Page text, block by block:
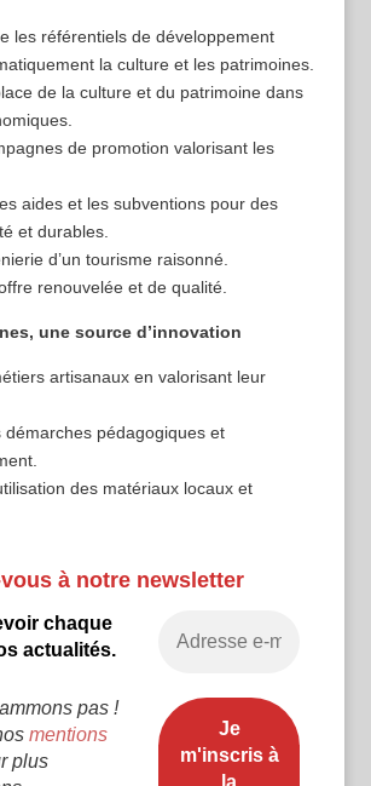
les référentiels de développement
la culture et les patrimoines.
de la culture et du patrimoine dans
de promotion valorisant les
aides et les subventions pour des
et durables.
d’un tourisme raisonné.
renouvelée et de qualité.
une source d’innovation
artisanaux en valorisant leur
démarches pédagogiques et
des matériaux locaux et
à notre newsletter
chaque
actualités.
pas !
mentions
plus